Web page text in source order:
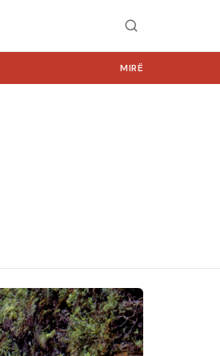
MIRË SE VINI NË NGJYRA.COM